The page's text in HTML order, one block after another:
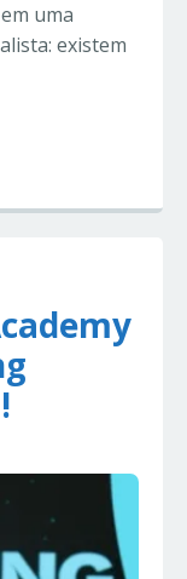
uma
existem